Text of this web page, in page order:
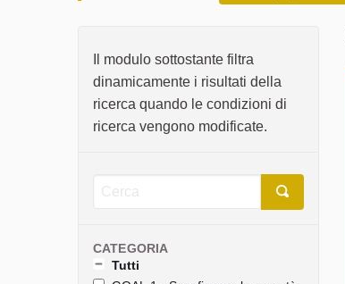
Il modulo sottostante filtra
dinamicamente i risultati della
ricerca quando le condizioni di
ricerca vengono modificate.
CATEGORIA
Tutti